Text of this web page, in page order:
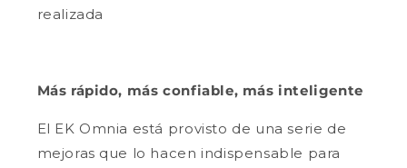
realizada
Más rápido, más confiable, más inteligente
El EK Omnia está provisto de una serie de
mejoras que lo hacen indispensable para